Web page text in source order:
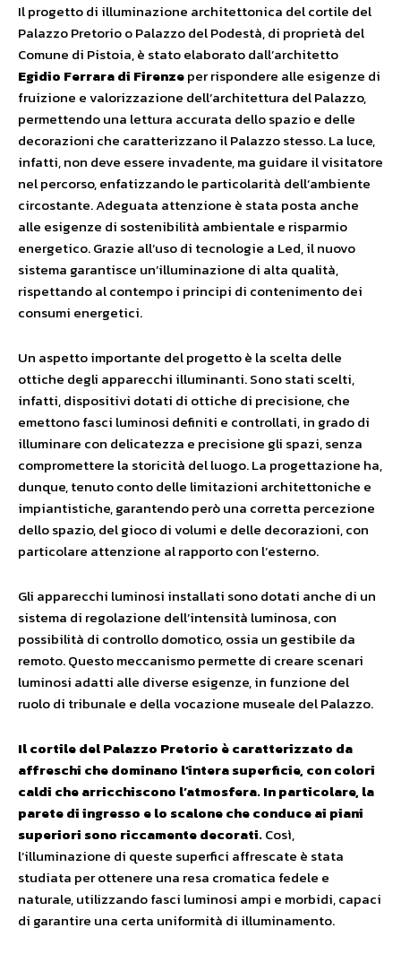
Il progetto di illuminazione architettonica del cortile del
Palazzo Pretorio o Palazzo del Podestà, di proprietà del
Comune di Pistoia, è stato elaborato dall’architetto
Egidio Ferrara di Firenzeper rispondere alle esigenze di
fruizione e valorizzazione dell’architettura del Palazzo,
permettendo una lettura accurata dello spazio e delle
decorazioni che caratterizzano il Palazzo stesso. La luce,
infatti, non deve essere invadente, ma guidare il visitatore
nel percorso, enfatizzando le particolarità dell’ambiente
circostante. Adeguata attenzione è stata posta anche
alle esigenze di sostenibilità ambientale e risparmio
energetico. Grazie all’uso di tecnologie a Led, il nuovo
sistema garantisce un’illuminazione di alta qualità,
rispettando al contempo i principi di contenimento dei
consumi energetici.
Un aspetto importante del progetto è la scelta delle
ottiche degli apparecchi illuminanti. Sono stati scelti,
infatti, dispositivi dotati di ottiche di precisione, che
emettono fasci luminosi definiti e controllati, in grado di
illuminare con delicatezza e precisione gli spazi, senza
compromettere la storicità del luogo. La progettazione ha,
dunque, tenuto conto delle limitazioni architettoniche e
impiantistiche, garantendo però una corretta percezione
dello spazio, del gioco di volumi e delle decorazioni, con
particolare attenzione al rapporto con l’esterno.
Gli apparecchi luminosi installati sono dotati anche di un
sistema di regolazione dell’intensità luminosa, con
possibilità di controllo domotico, ossia un gestibile da
remoto. Questo meccanismo permette di creare scenari
luminosi adatti alle diverse esigenze, in funzione del
ruolo di tribunale e della vocazione museale del Palazzo.
Il cortile del Palazzo Pretorio è caratterizzato da
affreschi che dominano l’intera superficie, con colori
caldi che arricchiscono l’atmosfera. In particolare, la
parete di ingresso e lo scalone che conduce ai piani
superiori sono riccamente decorati.Così,
l’illuminazione di queste superfici affrescate è stata
studiata per ottenere una resa cromatica fedele e
naturale, utilizzando fasci luminosi ampi e morbidi, capaci
di garantire una certa uniformità di illuminamento.